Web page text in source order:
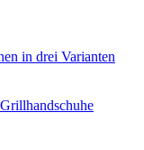
in drei Varianten